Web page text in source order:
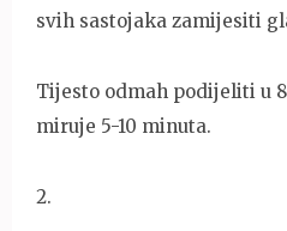
svih sastojaka zamijesiti
Tijesto odmah podijeliti u
miruje 5-10 minuta.
2.